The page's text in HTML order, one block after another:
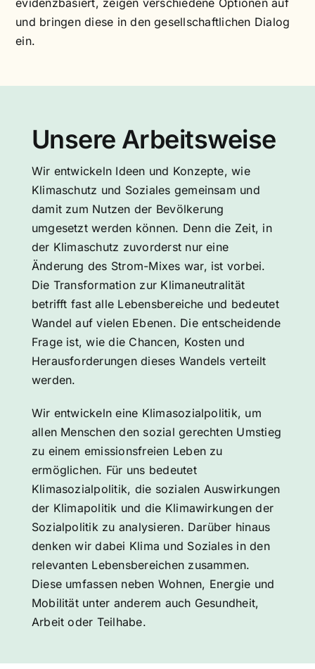
evidenzbasiert, zeigen verschiedene Optionen auf
und bringen diese in den gesellschaftlichen Dialog
ein.
Unsere Arbeitsweise
Wir entwickeln Ideen und Konzepte, wie
Klimaschutz und Soziales gemeinsam und
damit zum Nutzen der Bevölkerung
umgesetzt werden können. Denn die Zeit, in
der Klimaschutz zuvorderst nur eine
Änderung des Strom-Mixes war, ist vorbei.
Die Transformation zur Klimaneutralität
betrifft fast alle Lebensbereiche und bedeutet
Wandel auf vielen Ebenen. Die entscheidende
Frage ist, wie die Chancen, Kosten und
Herausforderungen dieses Wandels verteilt
werden.
Wir entwickeln eine Klimasozialpolitik, um
allen Menschen den sozial gerechten Umstieg
zu einem emissionsfreien Leben zu
ermöglichen. Für uns bedeutet
Klimasozialpolitik, die sozialen Auswirkungen
der Klimapolitik und die Klimawirkungen der
Sozialpolitik zu analysieren. Darüber hinaus
denken wir dabei Klima und Soziales in den
relevanten Lebensbereichen zusammen.
Diese umfassen neben Wohnen, Energie und
Mobilität unter anderem auch Gesundheit,
Arbeit oder Teilhabe.